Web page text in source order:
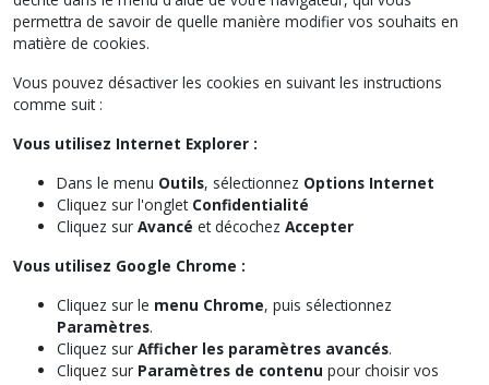
permettra de savoir de quelle manière modifier vos souhaits en
matière de cookies.
Vous pouvez désactiver les cookies en suivant les instructions
comme suit :
Vous utilisez Internet Explorer :
Dans le menu Outils, sélectionnez Options Internet
Cliquez sur l'onglet Confidentialité
Cliquez sur Avancé et décochez Accepter
Vous utilisez Google Chrome :
Cliquez sur le menu Chrome, puis sélectionnez
Paramètres.
Cliquez sur Afficher les paramètres avancés.
Cliquez sur Paramètres de contenu pour choisir vos